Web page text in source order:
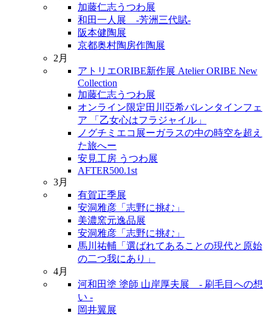
加藤仁志うつわ展
和田一人展 -芳洲三代賦-
阪本健陶展
京都奥村陶房作陶展
2月
アトリエORIBE新作展 Atelier ORIBE New
Collection
加藤仁志うつわ展
オンライン限定田川亞希バレンタインフェ
ア 「乙女心はフラジャイル」
ノグチミエコ展ーガラスの中の時空を超え
た旅へー
安見工房 うつわ展
AFTER500.1st
3月
有賀正季展
安洞雅彦「志野に挑む」
美濃窯元逸品展
安洞雅彦「志野に挑む」
馬川祐輔「選ばれてあることの現代と原始
の二つ我にあり」
4月
河和田塗 塗師 山岸厚夫展 - 刷毛目への想
い -
岡井翼展